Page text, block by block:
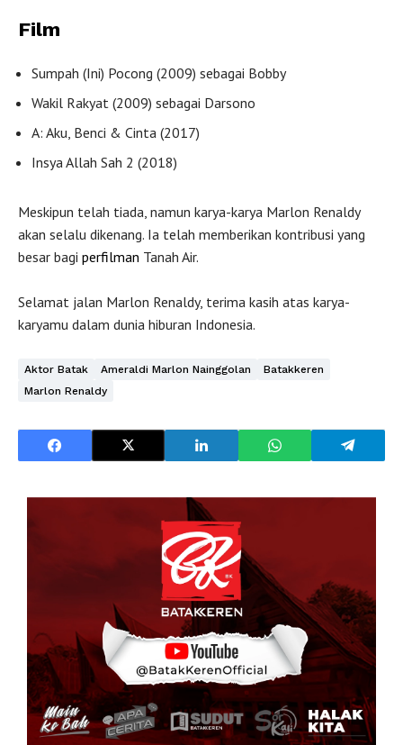
Film
Sumpah (Ini) Pocong (2009) sebagai Bobby
Wakil Rakyat (2009) sebagai Darsono
A: Aku, Benci & Cinta (2017)
Insya Allah Sah 2 (2018)
Meskipun telah tiada, namun karya-karya Marlon Renaldy
akan selalu dikenang. Ia telah memberikan kontribusi yang
besar bagi perfilman Tanah Air.
Selamat jalan Marlon Renaldy, terima kasih atas karya-
karyamu dalam dunia hiburan Indonesia.
Aktor Batak Ameraldi Marlon Nainggolan
Batakkeren
Marlon Renaldy